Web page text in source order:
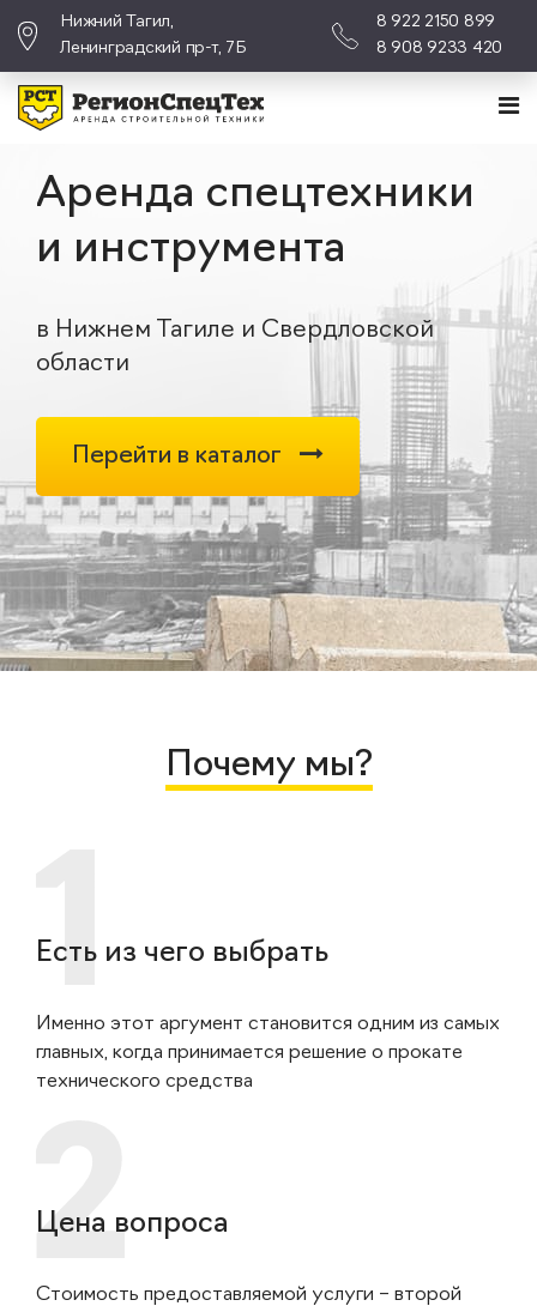
Нижний Тагил,
Ленинградский пр-т, 7Б
8 922 2150 899
8 908 9233 420
Аренда спецтехники
и инструмента
в Нижнем Тагиле и Свердловской
области
Перейти в каталог
Почему мы?
Есть из чего выбрать
Именно этот аргумент становится одним из самых
главных, когда принимается решение о прокате
технического средства
Цена вопроса
Стоимость предоставляемой услуги – второй